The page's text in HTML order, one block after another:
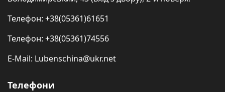
Телефон: +38(05361)61651
Телефон: +38(05361)74556
E-Mail: Lubenschina@ukr.net
Телефони